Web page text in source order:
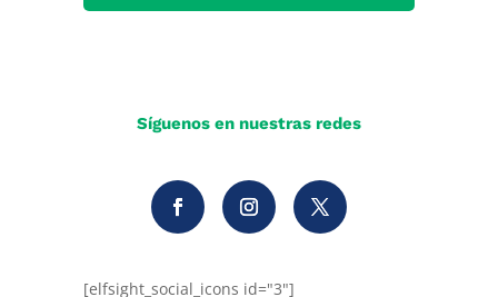
Síguenos en nuestras redes
[elfsight_social_icons id="3"]